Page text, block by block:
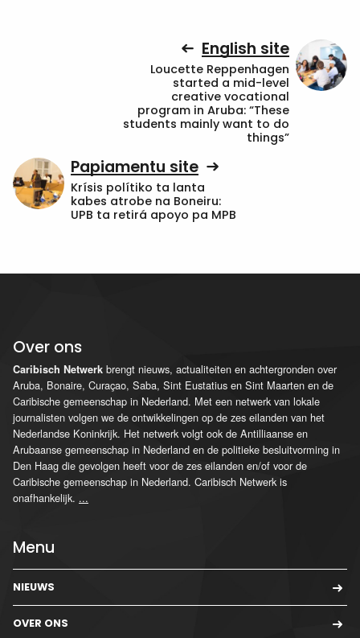
English site
Loucette Reppenhagen
started a mid-level
creative vocational
program in Aruba: “These
students mainly want to do
things”
Papiamentu site
Krísis polítiko ta lanta
kabes atrobe na Boneiru:
UPB ta retirá apoyo pa MPB
Over ons
Caribisch Netwerk brengt nieuws, actualiteiten en achtergronden over
Aruba, Bonaire, Curaçao, Saba, Sint Eustatius en Sint Maarten en de
Caribische gemeenschap in Nederland. Met een netwerk van lokale
journalisten volgen we de ontwikkelingen op de zes eilanden van het
Nederlandse Koninkrijk. Het netwerk volgt ook de Antilliaanse en
Arubaanse gemeenschap in Nederland en de politieke besluitvorming in
Den Haag die gevolgen heeft voor de zes eilanden en/of voor de
Caribische gemeenschap in Nederland. Caribisch Netwerk is
onafhankelijk. ...
Menu
NIEUWS
OVER ONS